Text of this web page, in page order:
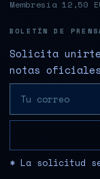
Membresía 12,50
BOLETÍN DE
Solicita
notas oficiales
* La solicitud